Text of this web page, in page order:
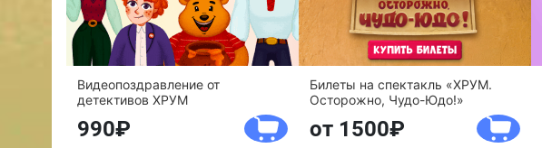
Видеопоздравление от
детективов ХРУМ
990
Билеты на спектакль «ХРУМ.
Осторожно, Чудо-Юдо!»
от 1500